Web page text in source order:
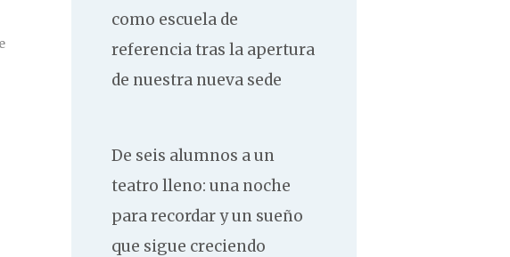
como escuela de
referencia tras la apertura
de nuestra nueva sede
De seis alumnos a un
teatro lleno: una noche
para recordar y un sueño
que sigue creciendo